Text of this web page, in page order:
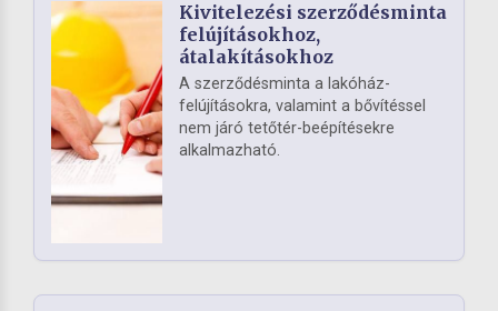
Kivitelezési szerződésminta
felújításokhoz,
átalakításokhoz
A szerződésminta a lakóház-
felújításokra, valamint a bővítéssel
nem járó tetőtér-beépítésekre
alkalmazható.